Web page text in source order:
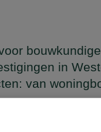
bouwkundige
in
van